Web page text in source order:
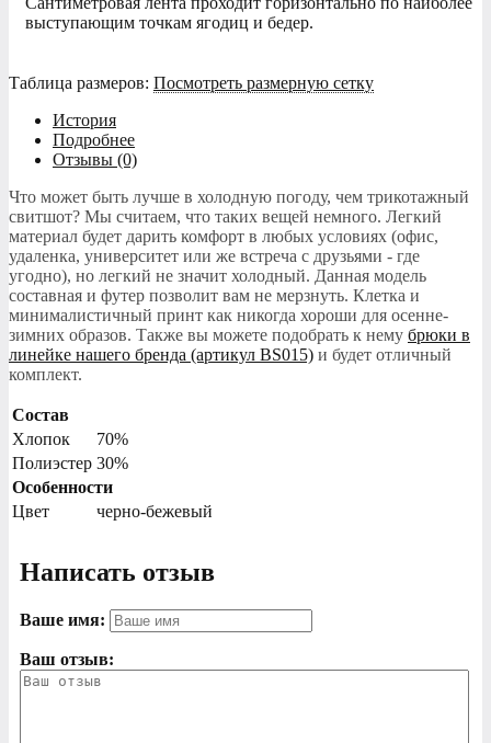
выступающим точкам ягодиц и бедер.
Таблица размеров: Посмотреть размерную сетку
История
Подробнее
Отзывы (0)
Что может быть лучше в холодную погоду, чем трикотажный
свитшот? Мы считаем, что таких вещей немного. Легкий
материал будет дарить комфорт в любых условиях (офис,
удаленка, университет или же встреча с друзьями - где
угодно), но легкий не значит холодный. Данная модель
составная и футер позволит вам не мерзнуть. Клетка и
минималистичный принт как никогда хороши для осенне-
зимних образов. Также вы можете подобрать к нему брюки в
линейке нашего бренда (артикул BS015) и будет отличный
комплект.
Состав
Хлопок
70%
Полиэстер 30%
Особенности
Цвет
черно-бежевый
Написать отзыв
Ваше имя:
Ваш отзыв: